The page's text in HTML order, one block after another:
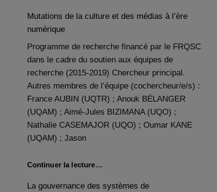
Mutations de la culture et des médias à l’ère
numérique
Programme de recherche financé par le FRQSC
dans le cadre du soutien aux équipes de
recherche (2015-2019) Chercheur principal.
Autres membres de l’équipe (cochercheur/e/s) :
France AUBIN (UQTR) ; Anouk BÉLANGER
(UQAM) ; Aimé-Jules BIZIMANA (UQO) ;
Nathalie CASEMAJOR (UQO) ; Oumar KANE
(UQAM) ; Jason
Continuer la lecture…
La gouvernance des systèmes de